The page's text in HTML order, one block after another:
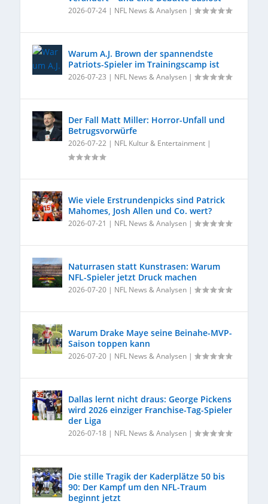
2026-07-24 | NFL News & Analysen |
Warum A.J. Brown der spannendste
Patriots-Spieler im Trainingscamp ist
2026-07-23 | NFL News & Analysen |
Der Fall Matt Miller: Horror-Unfall und
Betrugsvorwürfe
2026-07-22 | NFL Kultur & Entertainment |
Wie viele Erstrundenpicks sind Patrick
Mahomes, Josh Allen und Co. wert?
2026-07-21 | NFL News & Analysen |
Naturrasen statt Kunstrasen: Warum
NFL-Spieler jetzt Druck machen
2026-07-20 | NFL News & Analysen |
Warum Drake Maye seine Beinahe-MVP-
Saison toppen kann
2026-07-20 | NFL News & Analysen |
Dallas lernt nicht draus: George Pickens
wird 2026 einziger Franchise-Tag-Spieler
der Liga
2026-07-18 | NFL News & Analysen |
Die stille Tragik der Kaderplätze 50 bis
90: Der Kampf um den NFL-Traum
beginnt jetzt